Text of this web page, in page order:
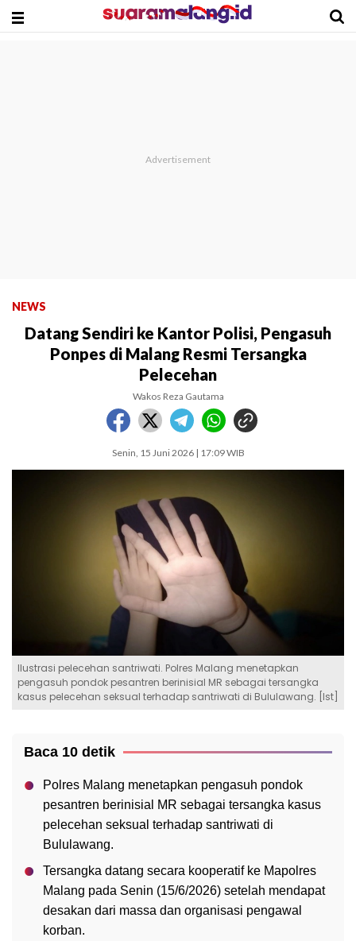
NEWS
Datang Sendiri ke Kantor Polisi, Pengasuh
Ponpes di Malang Resmi Tersangka
Pelecehan
Wakos Reza Gautama
Senin, 15 Juni 2026 | 17:09 WIB
Ilustrasi pelecehan santriwati. Polres Malang menetapkan
pengasuh pondok pesantren berinisial MR sebagai tersangka
kasus pelecehan seksual terhadap santriwati di Bululawang. [Ist]
Baca 10 detik
Polres Malang menetapkan pengasuh pondok
pesantren berinisial MR sebagai tersangka kasus
pelecehan seksual terhadap santriwati di
Bululawang.
Tersangka datang secara kooperatif ke Mapolres
Malang pada Senin (15/6/2026) setelah mendapat
desakan dari massa dan organisasi pengawal
korban.